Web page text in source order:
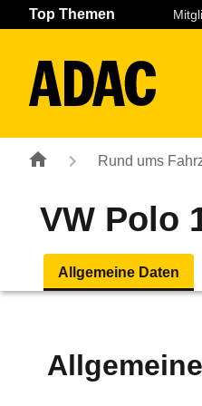
Navigation Seiteninhalt
Top Themen
Rund ums
VW Polo
Allgemeine Daten